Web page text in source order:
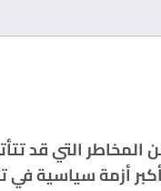
التي قد
أزمة سياسية في